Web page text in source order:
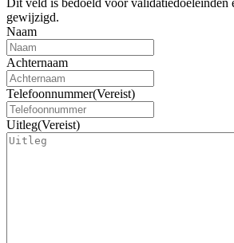
Dit veld is bedoeld voor validatiedoeleinden
gewijzigd.
Naam
Achternaam
Telefoonnummer(Vereist)
Uitleg(Vereist)